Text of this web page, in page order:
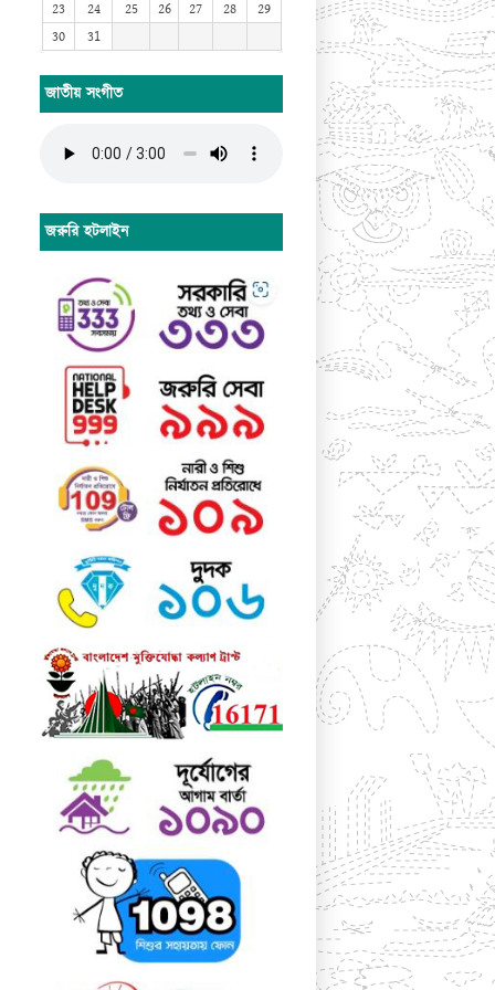
23
24 25 26 27 28
29
30
31
জাতীয় সংগীত
জরুরি হটলাইন